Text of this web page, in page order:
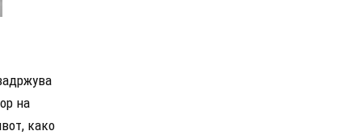
на
како